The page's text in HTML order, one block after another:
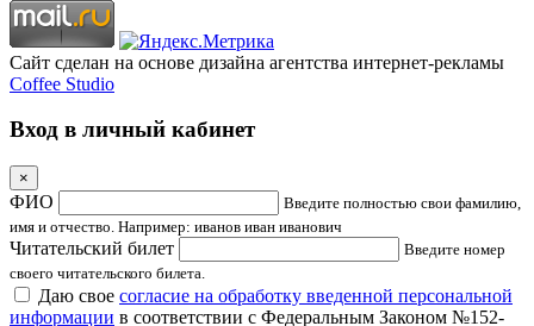
Сайт сделан на основе дизайна агентства интернет-рекламы
Coffee Studio
Вход в личный кабинет
×
ФИО
Введите полностью свои фамилию,
имя и отчество. Например: иванов иван иванович
Читательский билет
Введите номер
своего читательского билета.
Даю свое согласие на обработку введенной персональной
информации в соответствии с Федеральным Законом №152-